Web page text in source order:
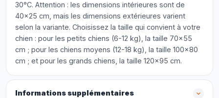
30°C. Attention : les dimensions intérieures sont de
40x25 cm, mais les dimensions extérieures varient
selon la variante. Choisissez la taille qui convient à votre
chien : pour les petits chiens (6-12 kg), la taille 70x55
cm ; pour les chiens moyens (12-18 kg), la taille 100x80
cm ; et pour les grands chiens, la taille 120x95 cm.
Informations supplémentaires